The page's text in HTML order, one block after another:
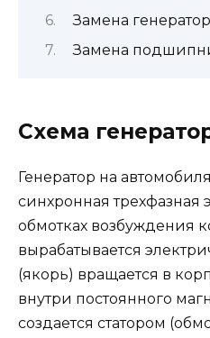
Замена
Замена
Схема
Генератор на
синхронная трехфазная
обмотках возбуждения
вырабатывается
(якорь) вращается в
внутри постоянного
создается статором